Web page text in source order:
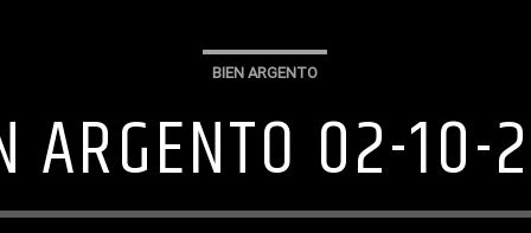
BIEN ARGENTO
ARGENTO 02-